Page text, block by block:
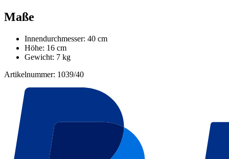
Maße
Innendurchmesser: 40 cm
Höhe: 16 cm
Gewicht: 7 kg
Artikelnummer: 1039/40